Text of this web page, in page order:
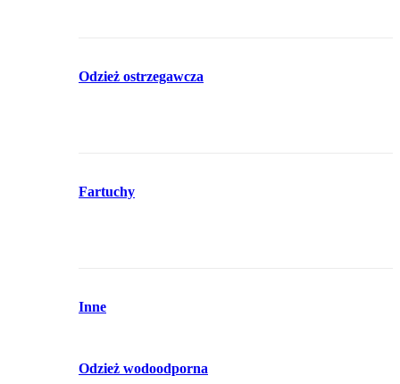
Odzież ostrzegawcza
Fartuchy
Inne
Odzież wodoodporna